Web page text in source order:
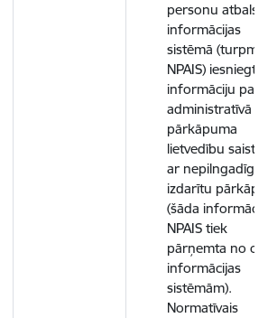
personu
informācijas
sistēmā
NPAIS) iesniegt
informāciju par
administratīvā
pārkāpuma
lietvedību
ar nepilngadīgā
izdarītu
(šāda
NPAIS tiek
pārņemta no
informācijas
sistēmām).
Normatīvais